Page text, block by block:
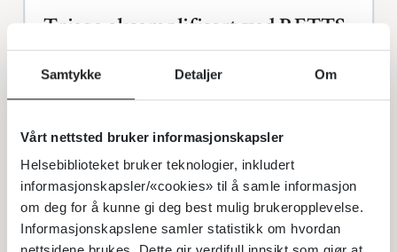
Samtykke Detaljer Om
Vårt nettsted bruker informasjonskapsler
Helsebiblioteket bruker teknologier, inkludert
informasjonskapsler/«cookies» til å samle informasjon
om deg for å kunne gi deg best mulig brukeropplevelse.
Informasjonskapslene samler statistikk om hvordan
Triage eksemplifisert ved RETTS-
p
kliniske manifestasjoner, såkalte
«emergency signs and symptoms» (ESS)
og måling av vitale parametere (VP). VP-
delen i RETTS-p ligner Monaghans PEVS i
struktur, men inkluderer også SpO og